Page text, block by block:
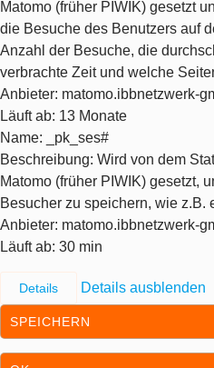
Matomo (früher PIWIK) gesetzt
die Besuche des Benutzers auf
Anzahl der Besuche, die
verbrachte Zeit und welche
Anbieter: matomo.ibbnetzwerk-
Läuft ab: 13 Monate
Name: _pk_ses#
Beschreibung: Wird von dem
Matomo (früher PIWIK) gesetzt,
Besucher zu speichern, wie z.B.
Anbieter: matomo.ibbnetzwerk-
Läuft ab: 30 min
Details Details ausblenden
SPEICHERN